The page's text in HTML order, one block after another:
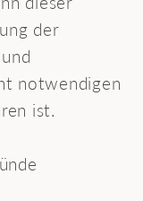
der
notwendigen
ist.